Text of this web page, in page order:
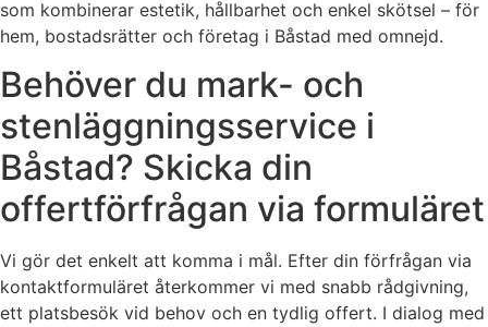
som kombinerar estetik, hållbarhet och enkel skötsel – för
hem, bostadsrätter och företag i Båstad med omnejd.
Behöver du mark- och
stenläggningsservice i
Båstad? Skicka din
offertförfrågan via formuläret
Vi gör det enkelt att komma i mål. Efter din förfrågan via
kontaktformuläret återkommer vi med snabb rådgivning,
ett platsbesök vid behov och en tydlig offert. I dialog med